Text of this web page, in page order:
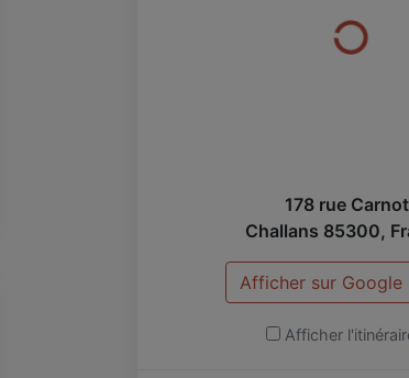
178 rue Carnot
Challans 85300,
Afficher sur Google
Afficher